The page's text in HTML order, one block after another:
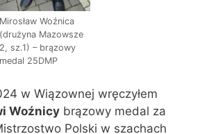
Mirosław Woźnica
(drużyna Mazowsze
2, sz.1) – brązowy
medal 25DMP
w Wiązownej wręczyłem
Woźnicy brązowy medal za
Polski w szachach